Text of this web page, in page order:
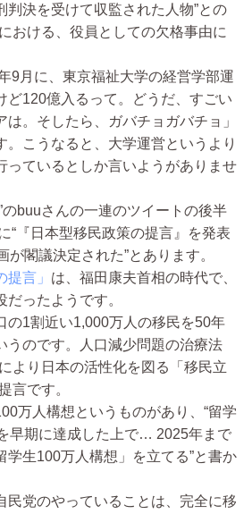
判決を受けて収監された人物”との
おける、役員としての欠格事由に
9月に、東京福祉大学の経営学部運
ど120億入るって。どうだ、すごい
は。そしたら、ガバチョガバチョ」
。こうなると、大学運営というより
っているとしか言いようがありませ
buuさんの一連のツイートの後半
“『日本型移民政策の提言』を発表
が閣議決定された”とあります。
提言」 は、福田康夫首相の時代で、
ったようです。
1割近い1,000万人の移民を50年
うのです。人口減少問題の治療法
より日本の活性化を図る「移民立
言です。
万人構想というものがあり、“留学
早期に達成した上で… 2025年まで
学生100万人構想」を立てる”と書か
党のやっていることは、完全に移